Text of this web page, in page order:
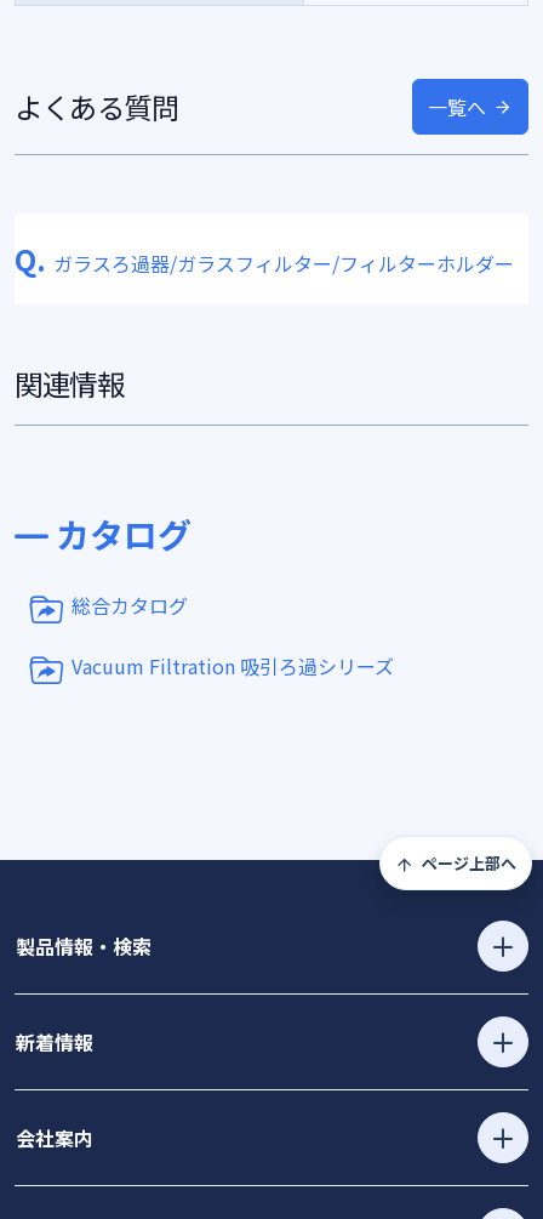
よくある質問 一覧へ
Q. ガラスろ過器/ガラスフィルター/フィルターホルダー
関連情報
カタログ
総合カタログ
Vacuum Filtration 吸引ろ過シリーズ
ページ上部へ
製品情報・検索
新着情報
会社案内